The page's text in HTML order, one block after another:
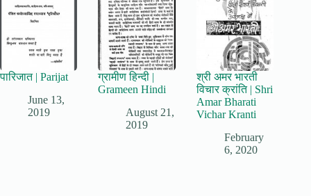
पारिजात | Parijat
June 13,
2019
ग्रामीण हिन्दी |
Grameen Hindi
August 21,
2019
श्री अमर भारती
विचार क्रांति | Shri
Amar Bharati
Vichar Kranti
February
6, 2020